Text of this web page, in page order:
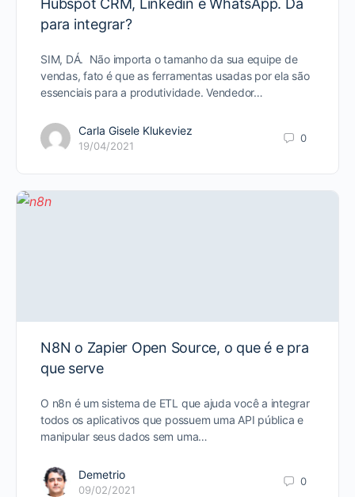
Hubspot CRM, Linkedin e WhatsApp. Dá
para integrar?
SIM, DÁ. Não importa o tamanho da sua equipe de
vendas, fato é que as ferramentas usadas por ela são
essenciais para a produtividade. Vendedor…
Carla Gisele Klukeviez
19/04/2021
0
N8N o Zapier Open Source, o que é e pra
que serve
O n8n é um sistema de ETL que ajuda você a integrar
todos os aplicativos que possuem uma API pública e
manipular seus dados sem uma…
Demetrio
09/02/2021
0